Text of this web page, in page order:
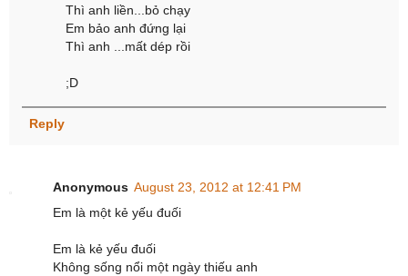
Thì anh liền...bỏ chạy
Em bảo anh đứng lại
Thì anh ...mất dép rồi
;D
Reply
Anonymous August 23, 2012 at 12:41 PM
Em là một kẻ yếu đuối
Em là kẻ yếu đuối
Không sống nổi một ngày thiếu anh